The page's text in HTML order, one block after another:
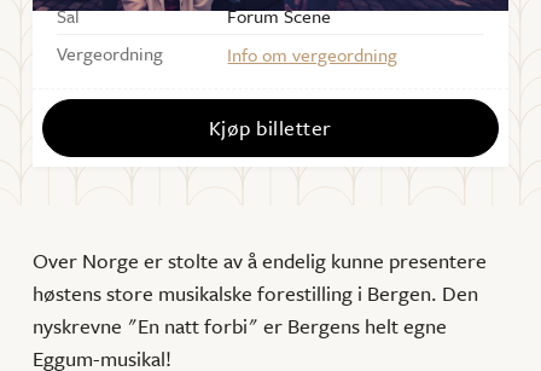
Sal
Forum Scene
Vergeordning
Info om vergeordning
Kjøp billetter
Over Norge er stolte av å endelig kunne presentere
høstens store musikalske forestilling i Bergen. Den
nyskrevne "En natt forbi" er Bergens helt egne
Eggum-musikal!